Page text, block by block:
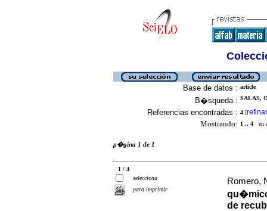
Base de datos : article
B�squeda : SALAS,
Referencias encontradas : 4 [refinar
Mostrando: 1 .. 4 en
p�gina 1 de 1
1 / 4
selecciona
para imprimir
Romero,
de